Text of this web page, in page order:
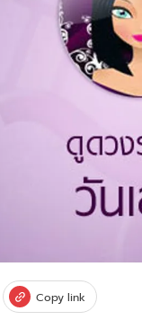
ติดตามสนุกโซเชียล
Copy link